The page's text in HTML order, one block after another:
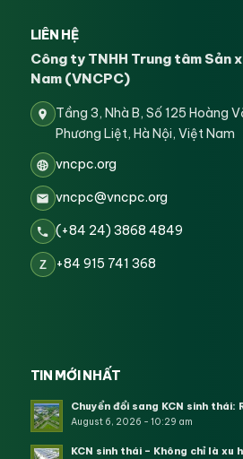
LIÊN HỆ
Công ty TNHH Trung tâm Sản
Nam (VNCPC)
Tầng 3, Nhà B, Số 125 Hoàng
Phương Liệt, Hà Nội, Việt Nam
vncpc.org
vncpc@vncpc.org
(+84 24) 3868 4849
Z +84 915 741 368
TIN MỚI NHẤT
Chuyển đổi sang KCN sinh thái:
August 6, 2026 - 10:29 am
KCN sinh thái – Không chỉ là xu